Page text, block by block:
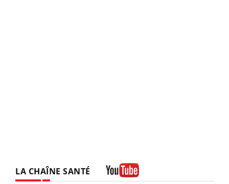
LA CHAÎNE SANTÉ